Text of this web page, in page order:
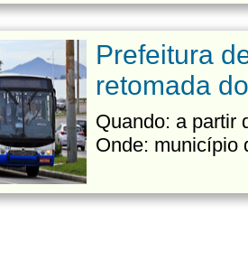
Prefeitura
retomada
Quando: a partir
Onde: município